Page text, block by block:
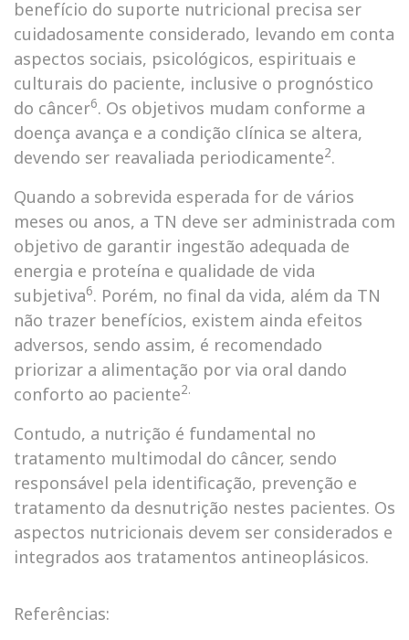
benefício do suporte nutricional precisa ser
cuidadosamente considerado, levando em conta
aspectos sociais, psicológicos, espirituais e
culturais do paciente, inclusive o prognóstico
do câncer6. Os objetivos mudam conforme a
doença avança e a condição clínica se altera,
devendo ser reavaliada periodicamente2.
Quando a sobrevida esperada for de vários
meses ou anos, a TN deve ser administrada com
objetivo de garantir ingestão adequada de
energia e proteína e qualidade de vida
subjetiva6. Porém, no final da vida, além da TN
não trazer benefícios, existem ainda efeitos
adversos, sendo assim, é recomendado
priorizar a alimentação por via oral dando
conforto ao paciente2.
Contudo, a nutrição é fundamental no
tratamento multimodal do câncer, sendo
responsável pela identificação, prevenção e
tratamento da desnutrição nestes pacientes. Os
aspectos nutricionais devem ser considerados e
integrados aos tratamentos antineoplásicos.
Referências: